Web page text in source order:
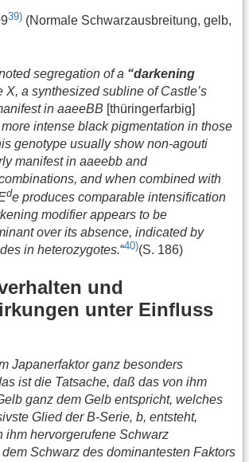
39) (Normale Schwarzausbreitung, gelb,
segregation of a “darkening
X, a synthesized subline of Castle’s
in aaeeBB [thüringerfarbig]
intense black pigmentation in those
genotype usually show non-agouti
manifest in aaeebb and
and when combined with
de produces comparable intensification
modifier appears to be
over its absence, indicated by
in heterozygotes.“40)(S. 186)
und
unter Einfluss
Japanerfaktor ganz besonders
ist die Tatsache, daß das von ihm
ganz dem Gelb entspricht, welches
Glied der B-Serie, b, entsteht,
ihm hervorgerufene Schwarz
Schwarz des dominantesten Faktors